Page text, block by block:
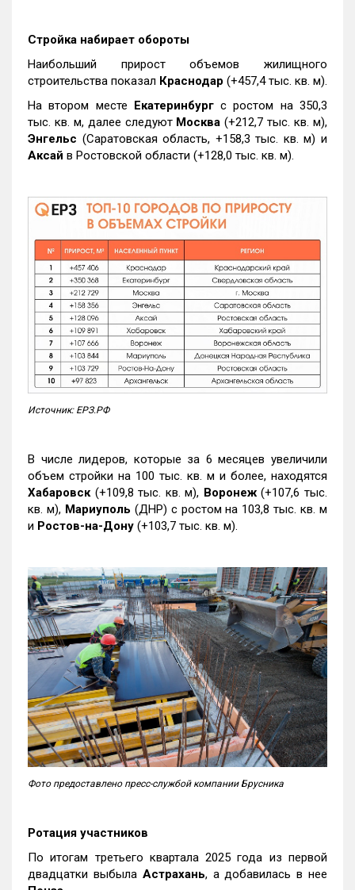
Стройка набирает обороты
Наибольший прирост объемов жилищного
строительства показал Краснодар (+457,4 тыс. кв. м).
На втором месте Екатеринбургс ростом на 350,3
тыс. кв. м, далее следуют Москва (+212,7 тыс. кв. м),
Энгельс (Саратовская область, +158,3 тыс. кв. м) и
Аксай в Ростовской области (+128,0 тыс. кв. м).
Источник: ЕРЗ.РФ
В числе лидеров, которые за 6 месяцев увеличили
объем стройки на 100 тыс. кв. м и более, находятся
Хабаровск (+109,8 тыс. кв. м), Воронеж(+107,6 тыс.
кв. м), Мариуполь (ДНР) с ростом на 103,8 тыс. кв. м
и Ростов-на-Дону (+103,7 тыс. кв. м).
Фото предоставлено пресс-службой компании Брусника
Ротация участников
По итогам третьего квартала 2025 года из первой
двадцатки выбыла Астрахань, а добавилась в нее